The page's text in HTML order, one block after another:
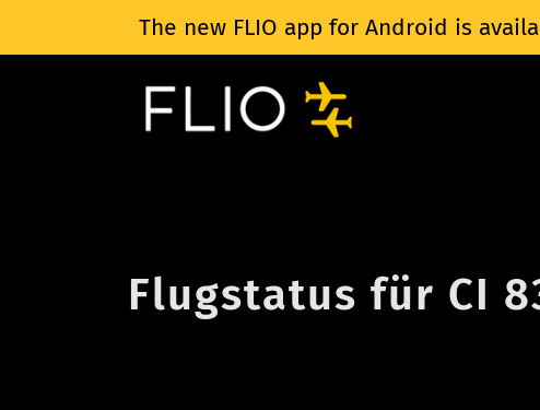
The new FLIO app for Android is
Flugstatus für CI